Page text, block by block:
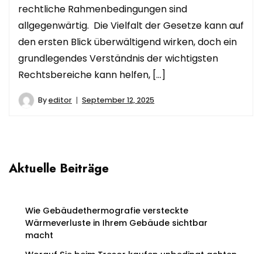
rechtliche Rahmenbedingungen sind
allgegenwärtig. Die Vielfalt der Gesetze kann auf
den ersten Blick überwältigend wirken, doch ein
grundlegendes Verständnis der wichtigsten
Rechtsbereiche kann helfen, […]
Byeditor September 12, 2025
Aktuelle Beiträge
Wie Gebäudethermografie versteckte
Wärmeverluste in Ihrem Gebäude sichtbar
macht